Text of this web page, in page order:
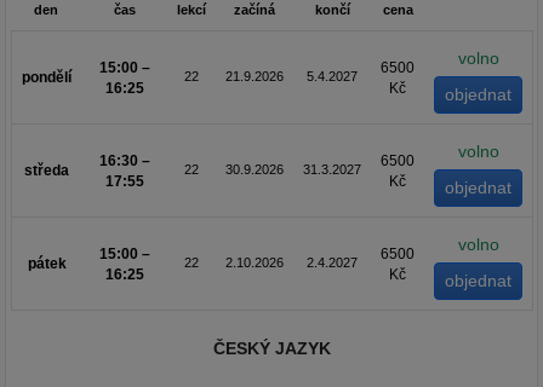
den čas lekcí začíná končí cena
pondělí
15:00 –
16:25
22 21.9.2026 5.4.2027
6500
Kč
volno
středa
16:30 –
17:55
22 30.9.2026 31.3.2027
6500
Kč
volno
pátek
15:00 –
16:25
22 2.10.2026 2.4.2027
6500
Kč
volno
ČESKÝ JAZYK